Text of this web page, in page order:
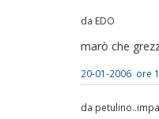
da EDO
marò che
20-01-2006 ore
da